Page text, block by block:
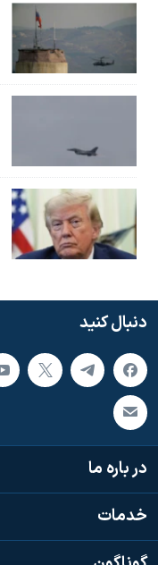
دنبال کنید
در باره ما
خدمات